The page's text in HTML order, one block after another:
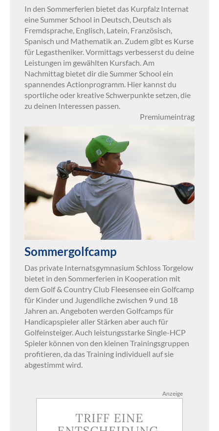
In den Sommerferien bietet das Kurpfalz Internat
eine Summer School in Deutsch, Deutsch als
Fremdsprache, Englisch, Latein, Französisch,
Spanisch und Mathematik an. Zudem gibt es Kurse
für Legastheniker. Vormittags verbesserst du deine
Leistungen im gewählten Kursfach. Am
Nachmittag bietet dir die Summer School ein
spannendes Actionprogramm. Hier kannst du
sportliche oder kreative Schwerpunkte setzen, die
zu deinen Interessen passen.
Premiumeintrag
Sommergolfcamp
Das private Internatsgymnasium Schloss Torgelow
bietet in den Sommerferien in Kooperation mit
dem Golf & Country Club Fleesensee ein Golfcamp
für Kinder und Jugendliche zwischen 9 und 18
Jahren an. Angeboten werden Golfcamps für
Handicapspieler aller Stärken aber auch für
Golfeinsteiger. Auch leistungsstarke Single-HCP
Spieler können von den kleinen Trainingsgruppen
profitieren, da das Training individuell auf sie
abgestimmt wird.
Anzeige